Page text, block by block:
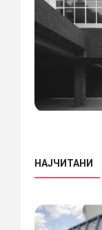
НАЈЧИТАНИ